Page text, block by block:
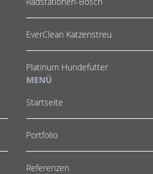
EverClean Katzenstreu
Platinum Hundefutter
MENÜ
Startseite
Portfolio
Referenzen